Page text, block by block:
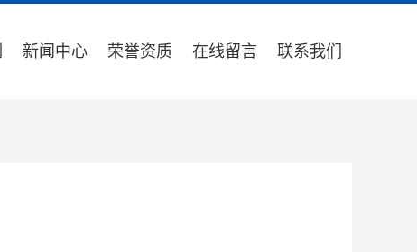
新闻中心 荣誉资质 在线留言 联系我们